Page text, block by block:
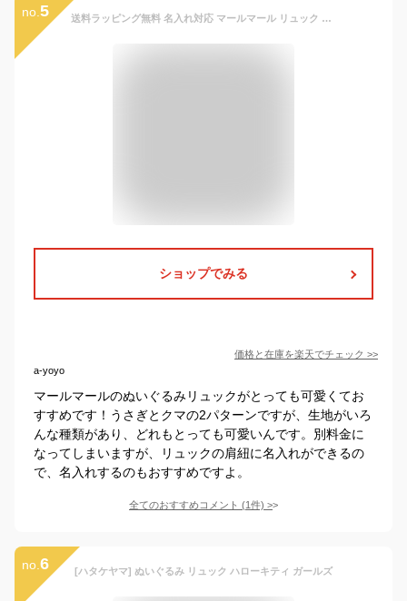
no. 5 送料ラッピング無料 名入れ対応 マールマール リュック ぬいぐるみ MARLMARL BFF+ 2WAY ヘッドガード 転倒防止 ごっつん防止 多機能 出産祝い ギフト ファーストトイ【ナチュラルリビング】
ショップでみる
価格と在庫を楽天でチェック >>
a-yoyo
マールマールのぬいぐるみリュックがとっても可愛くてお
すすめです！うさぎとクマの2パターンですが、生地がいろ
んな種類があり、どれもとっても可愛いんです。別料金に
なってしまいますが、リュックの肩紐に名入れができるの
で、名入れするのもおすすめですよ。
全てのおすすめコメント (1件) >
no. 6 [ハタケヤマ] ぬいぐるみ リュック ハローキティ ガールズ